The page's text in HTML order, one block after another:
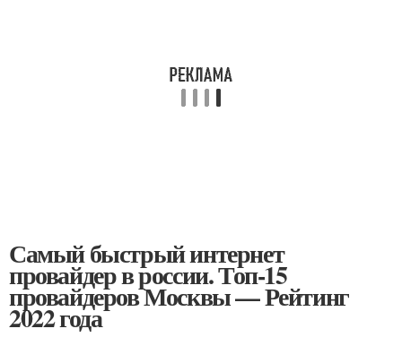
Самый быстрый интернет
провайдер в россии. Топ-15
провайдеров Москвы — Рейтинг
2022 года